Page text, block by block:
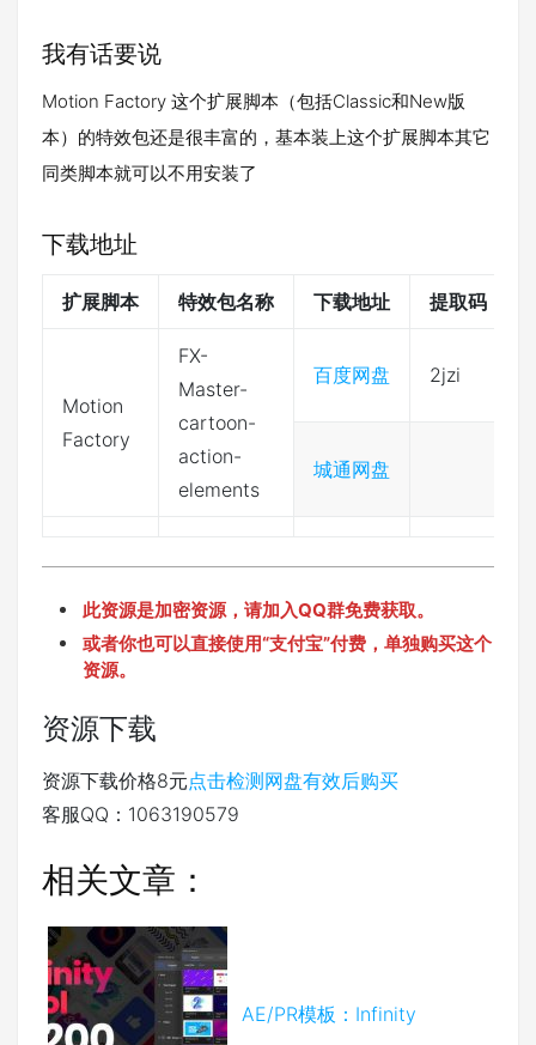
我有话要说
Motion Factory 这个扩展脚本（包括Classic和New版
本）的特效包还是很丰富的，基本装上这个扩展脚本其它
同类脚本就可以不用安装了
下载地址
扩展脚本 特效包名称 下载地址 提取码
Motion
Factory
FX-
Master-
cartoon-
action-
elements
百度网盘
2jzi
城通网盘
此资源是加密资源，请加入QQ群免费获取。
或者你也可以直接使用“支付宝”付费，单独购买这个
资源。
资源下载
资源下载价格8元点击检测网盘有效后购买
客服QQ：1063190579
相关文章：
AE/PR模板：Infinity